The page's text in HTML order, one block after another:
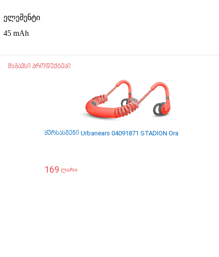
ელემენტი
45 mAh
მსგავსი პროდუქტები
ყურსასმენი Urbanears 04091871 STADION Orange BT
169 ლარი